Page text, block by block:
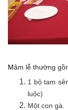
Mâm lễ thường
1 bộ tam
luộc)
Một con gà.